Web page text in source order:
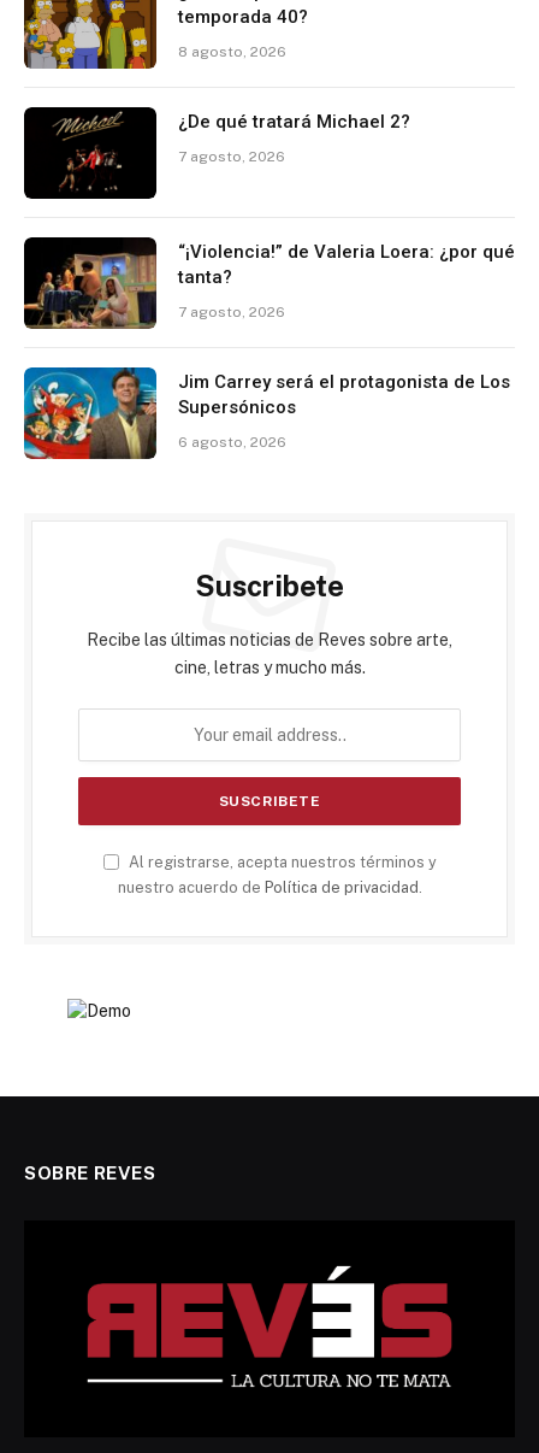
temporada 40?
8 agosto, 2026
¿De qué tratará Michael 2?
7 agosto, 2026
“¡Violencia!” de Valeria Loera: ¿por qué
tanta?
7 agosto, 2026
Jim Carrey será el protagonista de Los
Supersónicos
6 agosto, 2026
Suscribete
Recibe las últimas noticias de Reves sobre arte,
cine, letras y mucho más.
Al registrarse, acepta nuestros términos y
nuestro acuerdo de Política de privacidad .
SOBRE REVES